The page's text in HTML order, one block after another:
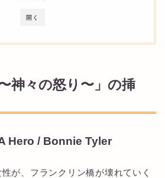
開く
神々の怒り〜」の挿
Hero / Bonnie Tyler
が、フランクリン橋が壊れていく